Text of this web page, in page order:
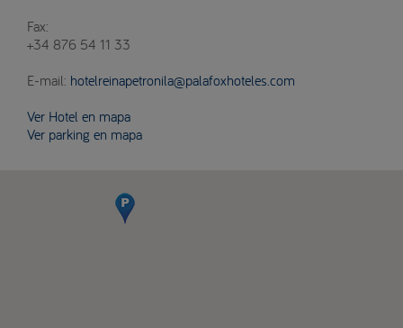
Fax:
+34 876 54 11 33
E-mail: hotelreinapetronila@palafoxhoteles.com
Ver Hotel en mapa
Ver parking en mapa